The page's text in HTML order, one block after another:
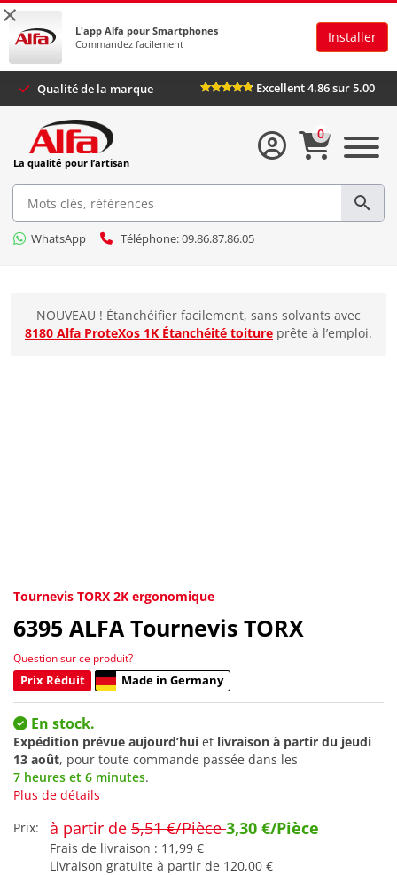
×
L'app Alfa pour Smartphones
Commandez facilement
Installer
Qualité de la marque Excellent 4.86 sur 5.00
La qualité pour l’artisan
WhatsApp Téléphone: 09.86.87.86.05
0
NOUVEAU ! Étanchéifier facilement, sans solvants avec
8180 Alfa ProteXos 1K Étanchéité toiture prête à l’emploi.
Tournevis TORX 2K ergonomique
6395 ALFA Tournevis TORX
Question sur ce produit?
Prix Réduit
Made in Germany
En stock.
Expédition prévue aujourd’hui et livraison à partir du jeudi
13 août, pour toute commande passée dans les
7 heures et 6 minutes.
Plus de détails
Prix:
à partir de 5,51 €/Pièce3,30 €/Pièce
Frais de livraison : 11,99 €
Livraison gratuite à partir de 120,00 €